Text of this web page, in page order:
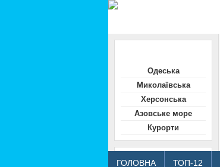
ГОЛОВНА ТОП-12
Одеська
Миколаївська
Херсонська
Азовське море
Курорти